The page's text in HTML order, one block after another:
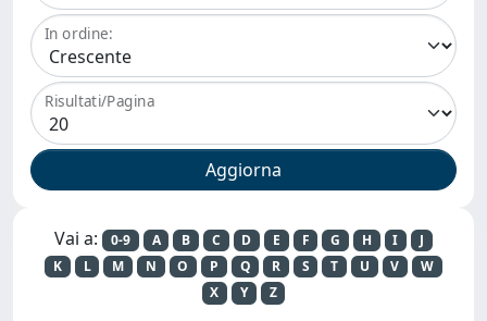
In ordine:
Risultati/Pagina
Vai a: 0-9 A B C D E F G H I
J
K
L M N O P Q R S T U V
W
X
Y Z